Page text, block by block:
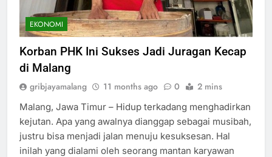
EKONOMI
Korban PHK Ini Sukses Jadi Juragan Kecap
di Malang
gribjayamalang 11 months ago 0 2 mins
Malang, Jawa Timur – Hidup terkadang menghadirkan
kejutan. Apa yang awalnya dianggap sebagai musibah,
justru bisa menjadi jalan menuju kesuksesan. Hal
inilah yang dialami oleh seorang mantan karyawan